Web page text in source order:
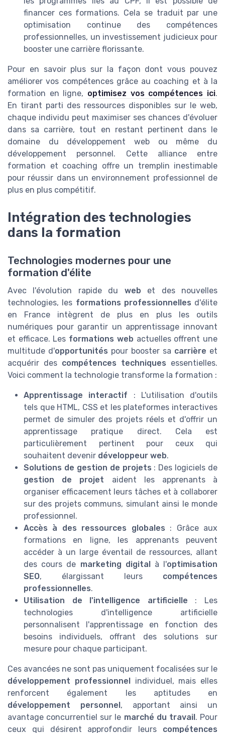
financer ces formations. Cela se traduit par une
optimisation continue des compétences
professionnelles, un investissement judicieux pour
booster une carrière florissante.
Pour en savoir plus sur la façon dont vous pouvez
améliorer vos compétences grâce au coaching et à la
formation en ligne, optimisez vos compétences ici.
En tirant parti des ressources disponibles sur le web,
chaque individu peut maximiser ses chances d'évoluer
dans sa carrière, tout en restant pertinent dans le
domaine du développement web ou même du
développement personnel. Cette alliance entre
formation et coaching offre un tremplin inestimable
pour réussir dans un environnement professionnel de
plus en plus compétitif.
Intégration des technologies
dans la formation
Technologies modernes pour une
formation d'élite
Avec l'évolution rapide du web et des nouvelles
technologies, les formations professionnelles d'élite
en France intègrent de plus en plus les outils
numériques pour garantir un apprentissage innovant
et efficace. Les formations web actuelles offrent une
multitude d'opportunités pour booster sa carrière et
acquérir des compétences techniques essentielles.
Voici comment la technologie transforme la formation :
Apprentissage interactif : L'utilisation d'outils
tels que HTML, CSS et les plateformes interactives
permet de simuler des projets réels et d'offrir un
apprentissage pratique direct. Cela est
particulièrement pertinent pour ceux qui
souhaitent devenir développeur web.
Solutions de gestion de projets : Des logiciels de
gestion de projet aident les apprenants à
organiser efficacement leurs tâches et à collaborer
sur des projets communs, simulant ainsi le monde
professionnel.
Accès à des ressources globales : Grâce aux
formations en ligne, les apprenants peuvent
accéder à un large éventail de ressources, allant
des cours de marketing digitalà l'optimisation
SEO, élargissant leurs compétences
professionnelles.
Utilisation de l'intelligence artificielle : Les
technologies d'intelligence artificielle
personnalisent l'apprentissage en fonction des
besoins individuels, offrant des solutions sur
mesure pour chaque participant.
Ces avancées ne sont pas uniquement focalisées sur le
développement professionnelindividuel, mais elles
renforcent également les aptitudes en
développement personnel, apportant ainsi un
avantage concurrentiel sur le marché du travail. Pour
ceux qui désirent approfondir leurs compétences